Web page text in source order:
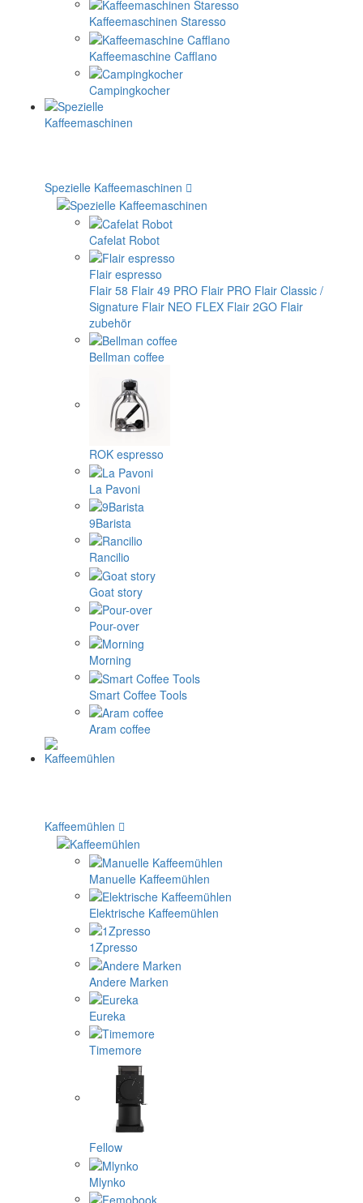
Kaffeemaschinen Staresso
Kaffeemaschine Cafflano
Campingkocher
Spezielle Kaffeemaschinen
Cafelat Robot
Flair espresso
Flair 58 Flair 49 PRO Flair PRO Flair Classic /
Signature Flair NEO FLEX Flair 2GO Flair
zubehör
Bellman coffee
ROK espresso
La Pavoni
9Barista
Rancilio
Goat story
Pour-over
Morning
Smart Coffee Tools
Aram coffee
Kaffeemühlen
Manuelle Kaffeemühlen
Elektrische Kaffeemühlen
1Zpresso
Andere Marken
Eureka
Timemore
Fellow
Mlynko